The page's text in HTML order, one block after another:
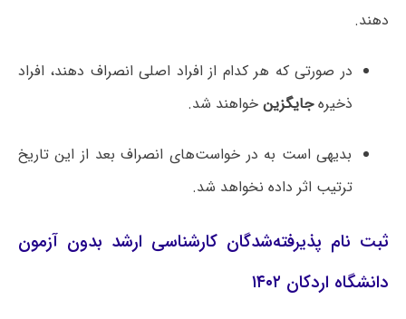
دهند.
در صورتی‌ که هر کدام از افراد اصلی انصراف دهند، افراد
ذخیرهجایگزین خواهند شد.
بدیهی است به در خواست‌های انصراف بعد از این تاریخ
ترتیب اثر داده نخواهد شد.
ثبت نام پذیرفته‌شدگان کارشناسی ارشد بدون آزمون
دانشگاه اردکان ۱۴۰۲